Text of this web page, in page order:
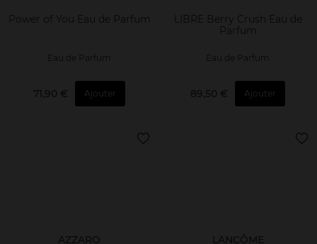
Power of You Eau de Parfum
Eau de Parfum
71,90 € Ajouter
LIBRE Berry Crush Eau de
Parfum
Eau de Parfum
89,50 € Ajouter
AZZARO LANCÔME